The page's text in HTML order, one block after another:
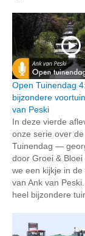
Open Tuinendag
bijzondere
van Peski
In deze vierde
onze serie over
Tuinendag —
door Groei &
we een kijkje in de
van Ank van
heel bijzondere